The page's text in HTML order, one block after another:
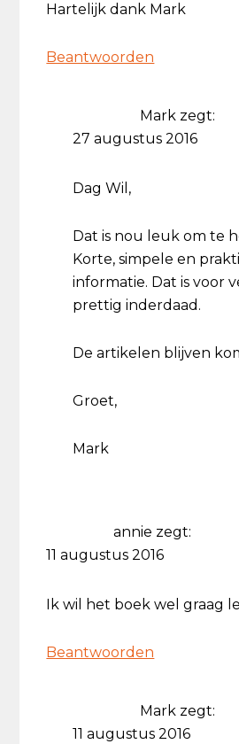
Hartelijk dank Mark
Beantwoorden
Mark zegt:
27 augustus 2016
Dag Wil,
Dat is nou leuk om te
Korte, simpele en
informatie. Dat is voor
prettig inderdaad.
De artikelen blijven
Groet,
Mark
annie zegt:
11 augustus 2016
Ik wil het boek wel graag
Beantwoorden
Mark zegt:
11 augustus 2016